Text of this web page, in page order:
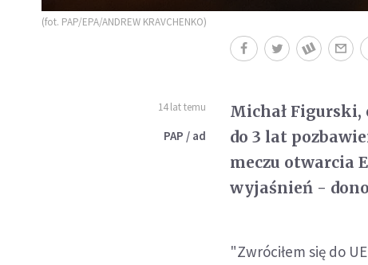
(fot. PAP/EPA/ANDREW KRAVCHENKO)
14 lat temu
PAP / ad
Michał Figurski,
do 3 lat
meczu otwarcia
wyjaśnień -
"Zwróciłem się do